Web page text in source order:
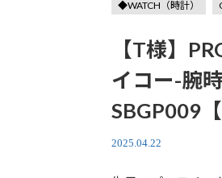
◆WATCH（時計）
【T様】
イコー-腕
SBGP009
2025.04.22